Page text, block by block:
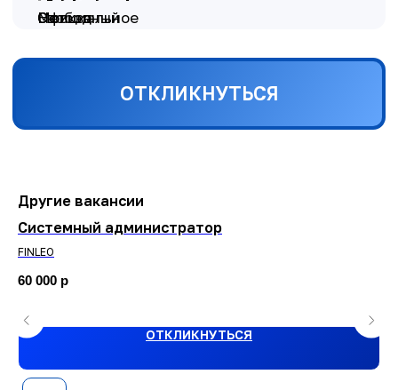
Другие вакансии
Системный администратор
FINLEO
60 000 р
ОТКЛИКНУТЬСЯ